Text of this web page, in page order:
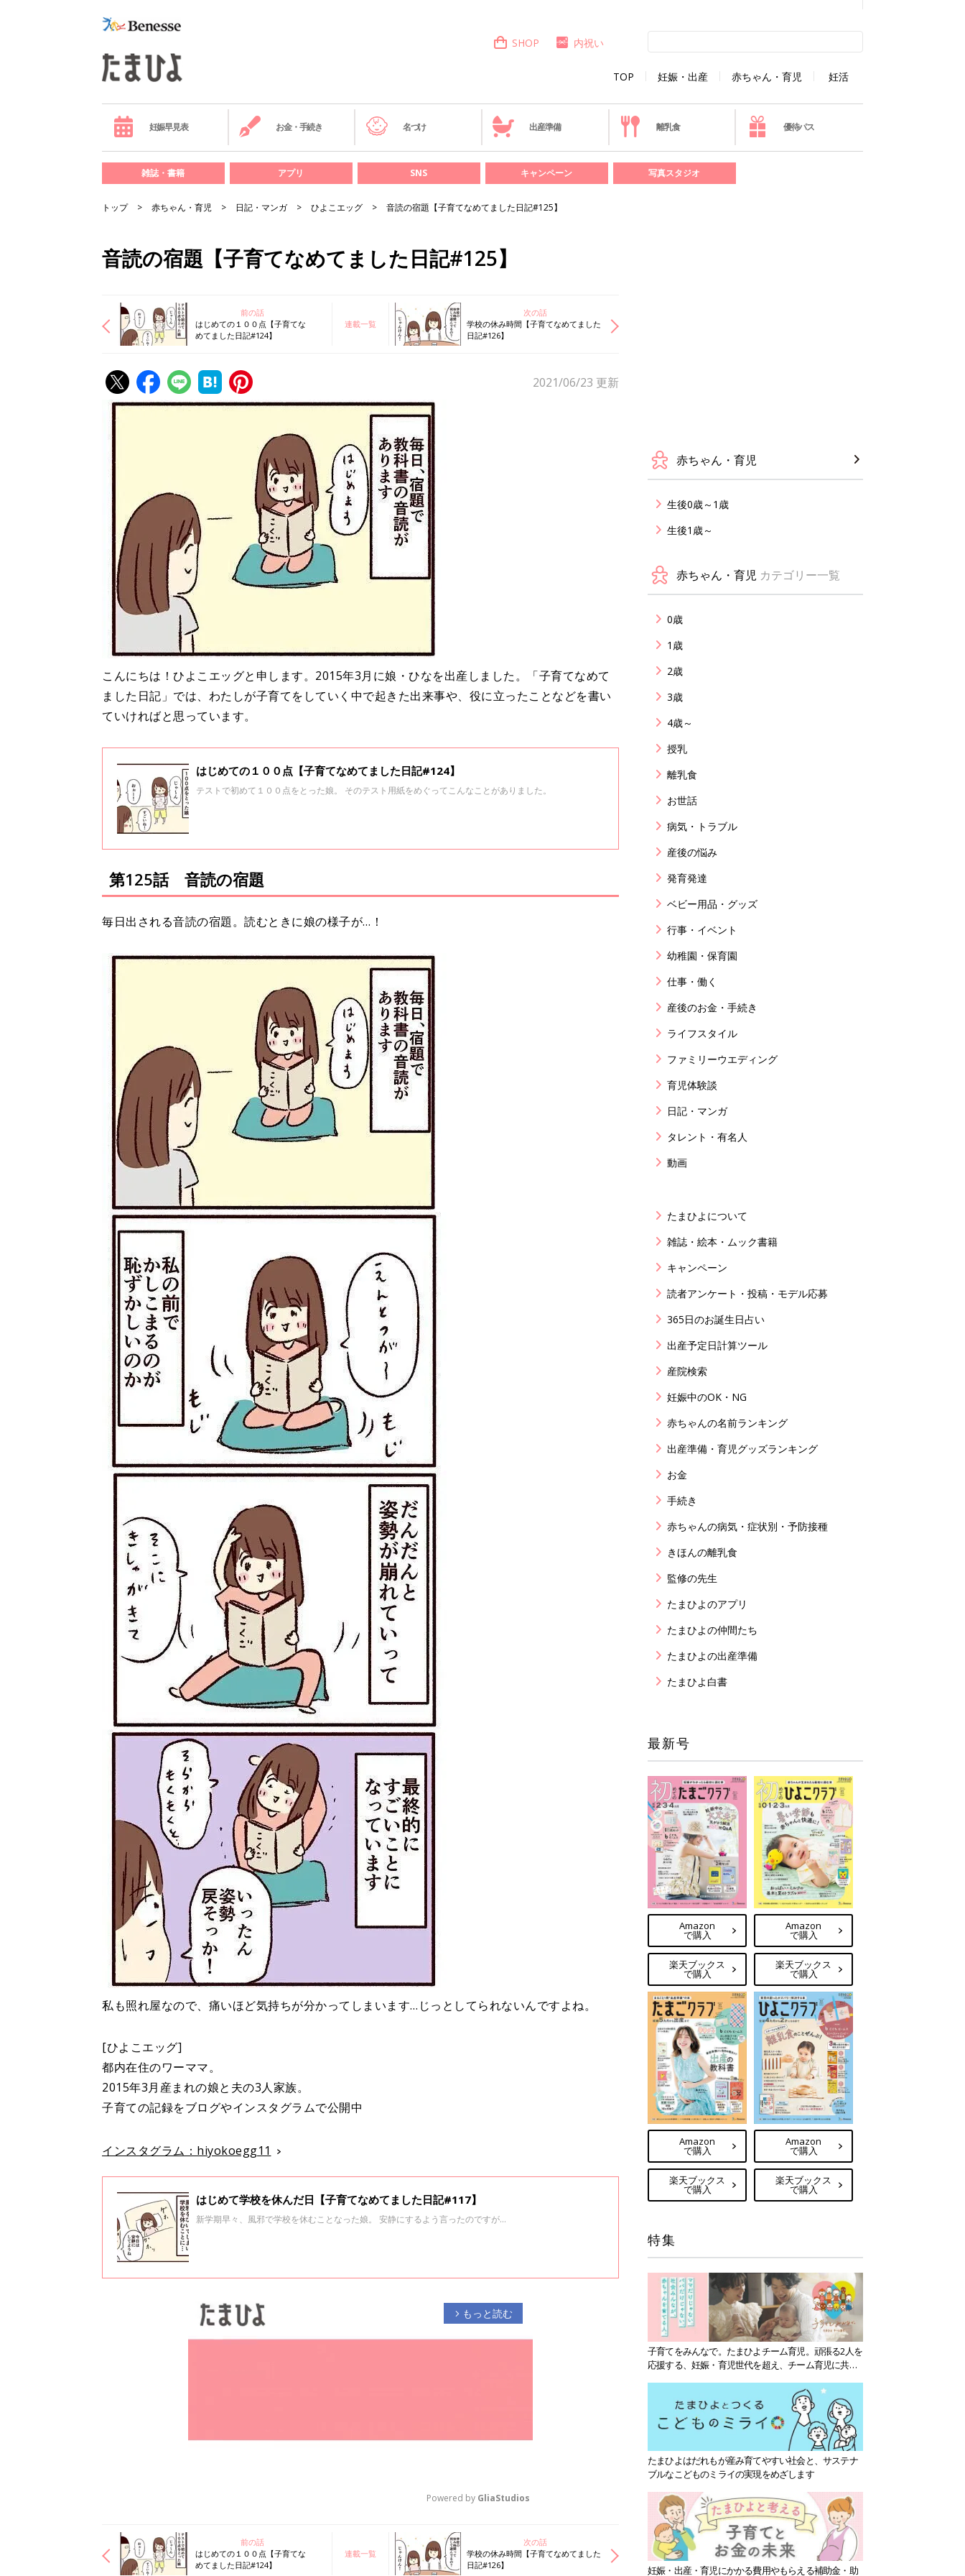
TOP 妊娠・出産 赤ちゃん・育児 妊活
SHOP 内祝い
妊娠早見表 お金・手続き 名づけ 出産準備 離乳食 優待パス
雑誌・書籍 アプリ SNS キャンペーン 写真スタジオ
トップ 赤ちゃん・育児 日記・マンガ ひよこエッグ 音読の宿題【子育てなめてました日記#125】
音読の宿題【子育てなめてました日記#125】
前の話
はじめての１００点【子育てな
めてました日記#124】
連載一覧
次の話
学校の休み時間【子育てなめてました
日記#126】
2021/06/23 更新
こんにちは！ひよこエッグと申します。2015年3月に娘・ひなを出産しました。「子育てなめて
ました日記」では、わたしが子育てをしていく中で起きた出来事や、役に立ったことなどを書い
ていければと思っています。
はじめての１００点【子育てなめてました日記#124】
テストで初めて１００点をとった娘。 そのテスト用紙をめぐってこんなことがありました。
第125話 音読の宿題
毎日出される音読の宿題。読むときに娘の様子が…！
私も照れ屋なので、痛いほど気持ちが分かってしまいます…じっとしてられないんですよね。
[ひよこエッグ]
都内在住のワーママ。
2015年3月産まれの娘と夫の3人家族。
子育ての記録をブログやインスタグラムで公開中
インスタグラム：hiyokoegg11
はじめて学校を休んだ日【子育てなめてました日記#117】
新学期早々、風邪で学校を休むことなった娘。 安静にするよう言ったのですが…
arrow_forward_ios もっと読む
u
Powered by GliaStudios
前の話
はじめての１００点【子育てな
めてました日記#124】
連載一覧
次の話
学校の休み時間【子育てなめてました
日記#126】
赤ちゃん・育児
生後0歳～1歳
生後1歳～
赤ちゃん・育児 カテゴリー一覧
0歳
1歳
2歳
3歳
4歳～
授乳
離乳食
お世話
病気・トラブル
産後の悩み
発育発達
ベビー用品・グッズ
行事・イベント
幼稚園・保育園
仕事・働く
産後のお金・手続き
ライフスタイル
ファミリーウエディング
育児体験談
日記・マンガ
タレント・有名人
動画
たまひよについて
雑誌・絵本・ムック書籍
キャンペーン
読者アンケート・投稿・モデル応募
365日のお誕生日占い
出産予定日計算ツール
産院検索
妊娠中のOK・NG
赤ちゃんの名前ランキング
出産準備・育児グッズランキング
お金
手続き
赤ちゃんの病気・症状別・予防接種
きほんの離乳食
監修の先生
たまひよのアプリ
たまひよの仲間たち
たまひよの出産準備
たまひよ白書
最新号
Amazon
で購入
楽天ブックス
で購入
Amazon
で購入
楽天ブックス
で購入
Amazon
で購入
楽天ブックス
で購入
Amazon
で購入
楽天ブックス
で購入
特集
子育てをみんなで。たまひよチーム育児。頑張る2人を
応援する、妊娠・育児世代を超え、チーム育児に共感
たまひよはだれもが産み育てやすい社会と、サステナ
ブルなこどものミライの実現をめざします
妊娠・出産・育児にかかる費用やもらえる補助金・助